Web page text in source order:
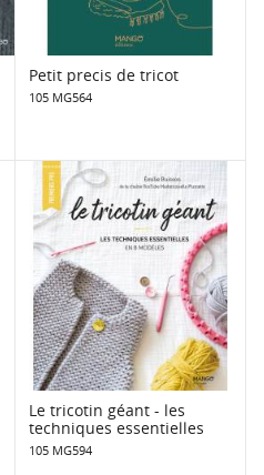
Petit precis de tricot
105 MG564
Le tricotin géant - les
techniques essentielles
105 MG594